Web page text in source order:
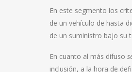
En este segmento los
de un vehículo de hasta
de un suministro bajo su
En cuanto al más difuso
inclusión, a la hora de